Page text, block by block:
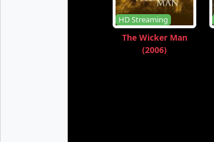
HD Streaming
The Wicker Man
(2006)